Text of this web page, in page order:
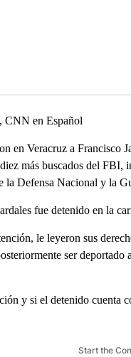
"" TO RECEIVE NOTIFICATIONS
CNN en Español
en Veracruz a
más buscados del
la Defensa Nacional y la
fue detenido en la
le leyeron sus
ser
y si el detenido cuenta
Start the